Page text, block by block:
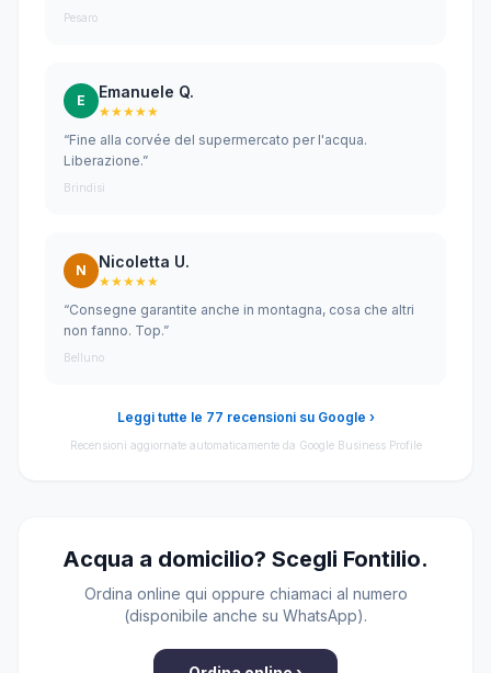
Pesaro
E Emanuele Q.
★★★★★
“Fine alla corvée del supermercato per l'acqua.
Liberazione.”
Brindisi
N Nicoletta U.
★★★★★
“Consegne garantite anche in montagna, cosa che altri
non fanno. Top.”
Belluno
Leggi tutte le 77 recensioni su Google ›
Recensioni aggiornate automaticamente da Google Business Profile
Acqua a domicilio? Scegli Fontilio.
Ordina online qui oppure chiamaci al numero
(disponibile anche su WhatsApp).